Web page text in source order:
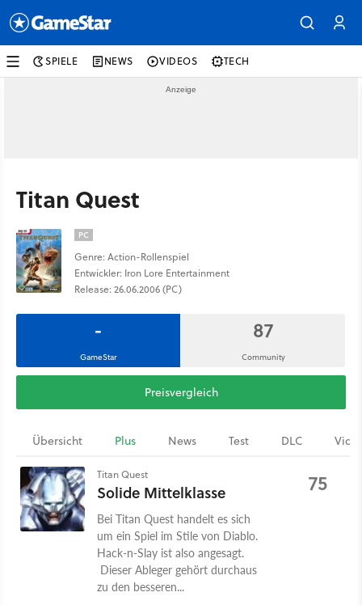
SPIELE NEWS VIDEOS TECH
Titan Quest
PC
Genre: Action-Rollenspiel
Entwickler: Iron Lore Entertainment
Release: 26.06.2006 (PC)
-
GameStar
87
Community
Preisvergleich
Übersicht Plus News Test DLC
Titan Quest
Solide Mittelklasse
Bei Titan Quest handelt es sich
um ein Spiel im Stile von Diablo.
Hack-n-Slay ist also angesagt.
Dieser Ableger gehört durchaus
zu den besseren...
75